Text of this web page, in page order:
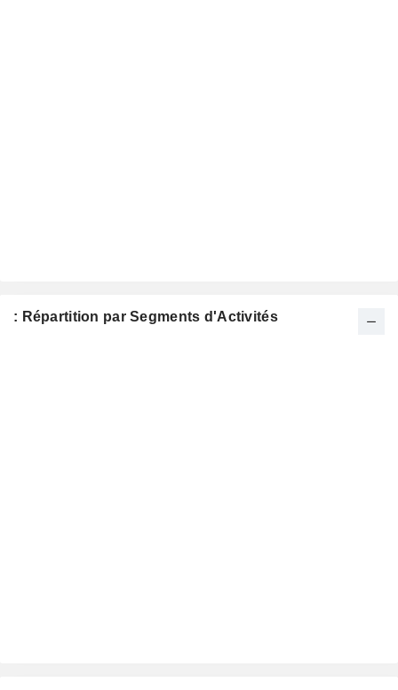
: Répartition par Segments d'Activités